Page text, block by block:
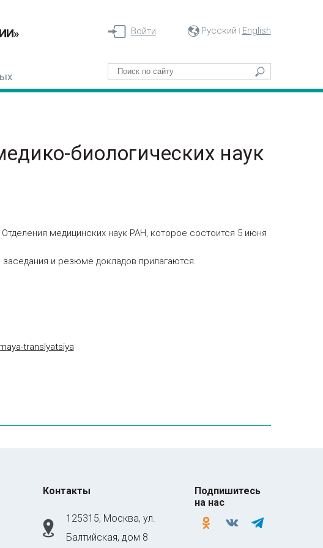
Русский English
Войти
биологических наук
медицинских наук РАН, которое состоится 5 июня
и резюме докладов прилагаются.
translyatsiya
Контакты
125315, Москва, ул.
Балтийская, дом 8
Подпишитесь
на нас
odnoklassniki
vkontaktetelegram